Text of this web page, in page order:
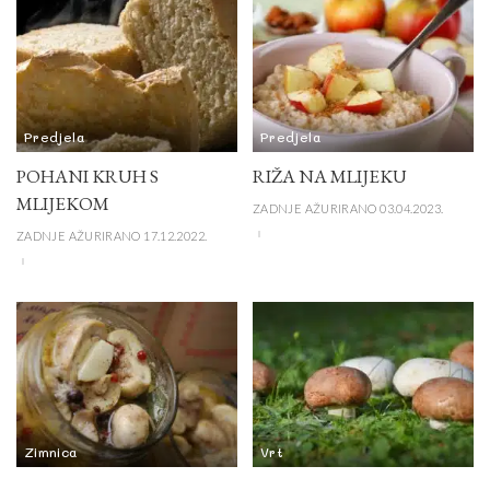
Predjela
POHANI KRUH S
MLIJEKOM
ZADNJE AŽURIRANO 17.12.2022.
Predjela
RIŽA NA MLIJEKU
ZADNJE AŽURIRANO 03.04.2023.
Zimnica Vrt